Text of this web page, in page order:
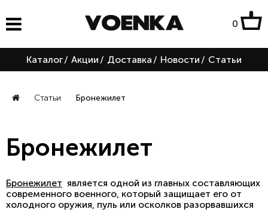
0
Каталог/ Акции / Доставка / Новости / Статьи
Статьи Бронежилет
Бронежилет
Бронежилет является одной из главных составляющих
современного военного, который защищает его от
холодного оружия, пуль или осколков разорвавшихся